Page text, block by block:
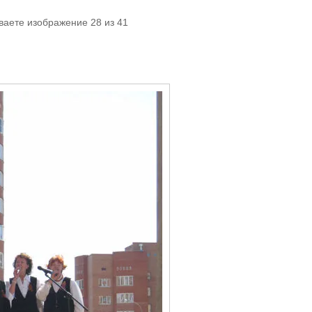
изображение 28 из 41